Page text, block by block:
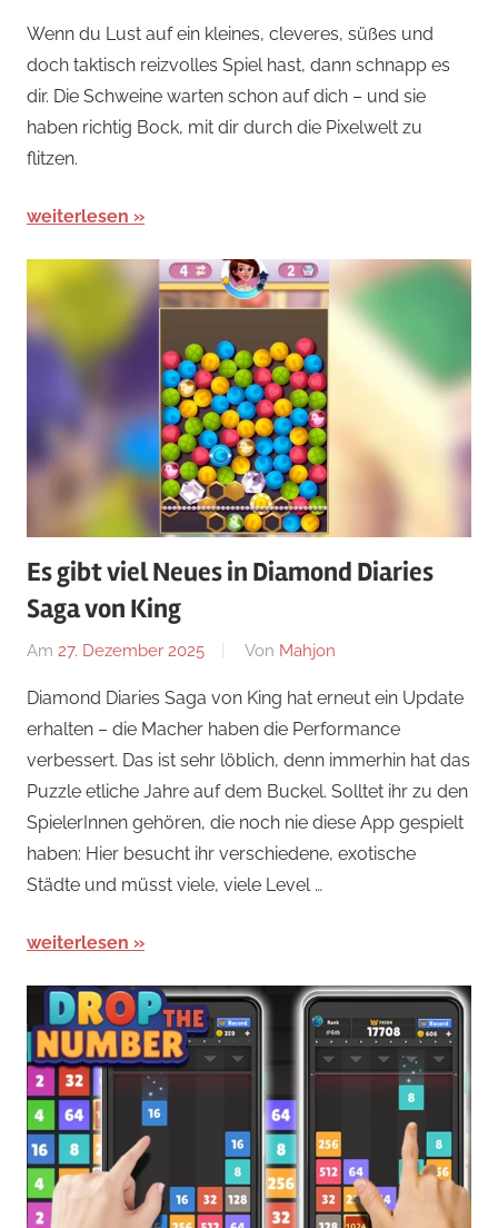
Arcade-
Spiele ,
Arcade-
Spiele,
Wenn du Lust auf ein kleines, cleveres, süßes und
doch taktisch reizvolles Spiel hast, dann schnapp es
dir. Die Schweine warten schon auf dich – und sie
haben richtig Bock, mit dir durch die Pixelwelt zu
flitzen.
weiterlesen
Es gibt viel Neues in Diamond Diaries
Saga von King
Am 27. Dezember 2025 Von Mahjon
Spiele,
Arcade-
Spiele ,
Arcade-
Spiele,
News
Diamond Diaries Saga von King hat erneut ein Update
erhalten – die Macher haben die Performance
verbessert. Das ist sehr löblich, denn immerhin hat das
Puzzle etliche Jahre auf dem Buckel. Solltet ihr zu den
SpielerInnen gehören, die noch nie diese App gespielt
haben: Hier besucht ihr verschiedene, exotische
Städte und müsst viele, viele Level …
weiterlesen